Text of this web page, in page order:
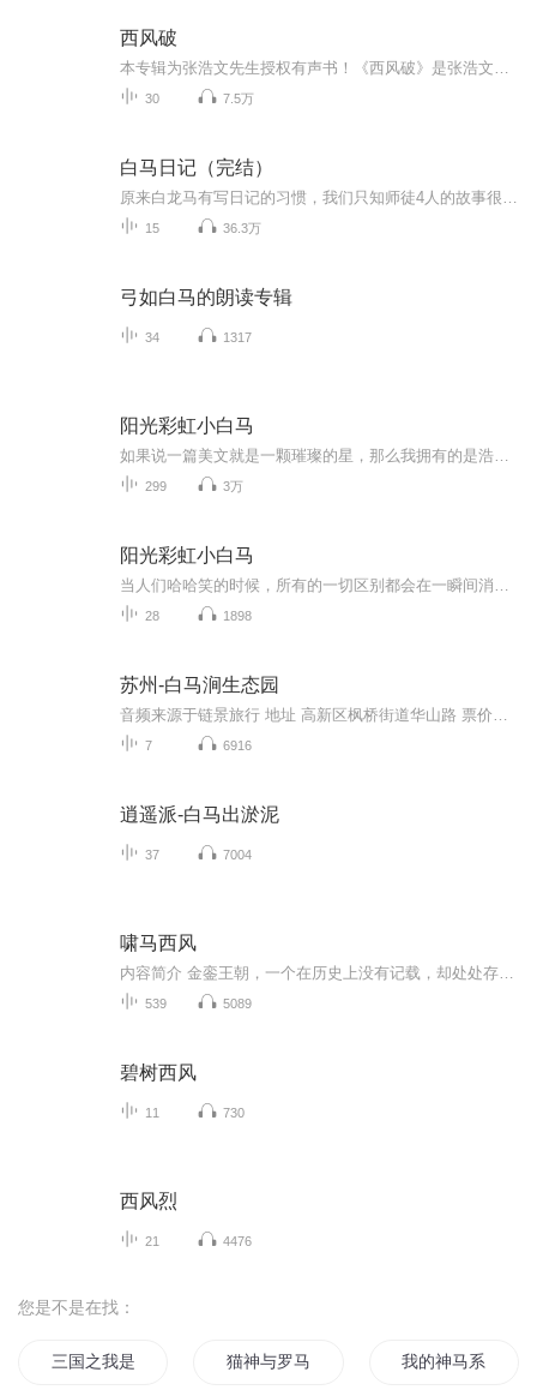
西风破
30 7.5万
白马日记（完结）
15 36.3万
弓如白马的朗读专辑
34 1317
阳光彩虹小白马
299 3万
阳光彩虹小白马
28 1898
苏州-白马涧生态园
7 6916
逍遥派-白马出淤泥
37 7004
啸马西风
539 5089
碧树西风
11 730
西风烈
21 4476
您是不是在找：
三国之我是马超 猫神与罗马 我的神马系统